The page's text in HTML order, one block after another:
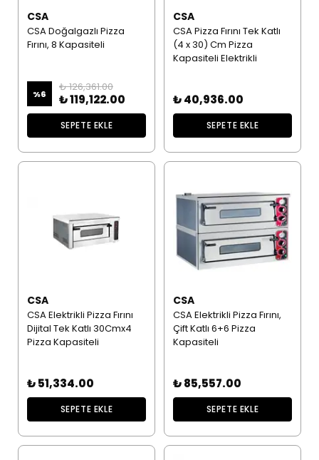
CSA
CSA Doğalgazlı Pizza
Fırını, 8 Kapasiteli
%6
₺ 126,361.00
₺ 119,122.00
SEPETE EKLE
CSA
CSA Pizza Fırını Tek Katlı
(4 x 30) Cm Pizza
Kapasiteli Elektrikli
₺ 40,936.00
SEPETE EKLE
CSA
CSA Elektrikli Pizza Fırını
Dijital Tek Katlı 30Cmx4
Pizza Kapasiteli
₺ 51,334.00
SEPETE EKLE
CSA
CSA Elektrikli Pizza Fırını,
Çift Katlı 6+6 Pizza
Kapasiteli
₺ 85,557.00
SEPETE EKLE